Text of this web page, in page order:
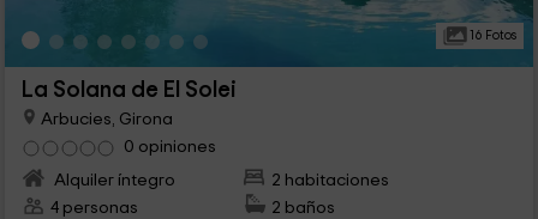
16 Fotos
La Solana de El Solei
Arbucies, Girona
0 opiniones
Alquiler íntegro
2 habitaciones
4 personas
2 baños